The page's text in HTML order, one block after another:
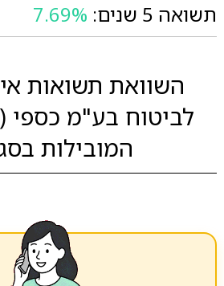
תשואה 5 שנים:
7.69%
השוואת תשואות
לביטוח בע"מ כספי
המובילות